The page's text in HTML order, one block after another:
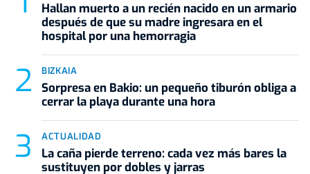
Hallan muerto a un recién nacido en un armario
después de que su madre ingresara en el
hospital por una hemorragia
BIZKAIA
Sorpresa en Bakio: un pequeño tiburón obliga a
cerrar la playa durante una hora
ACTUALIDAD
La caña pierde terreno: cada vez más bares la
sustituyen por dobles y jarras